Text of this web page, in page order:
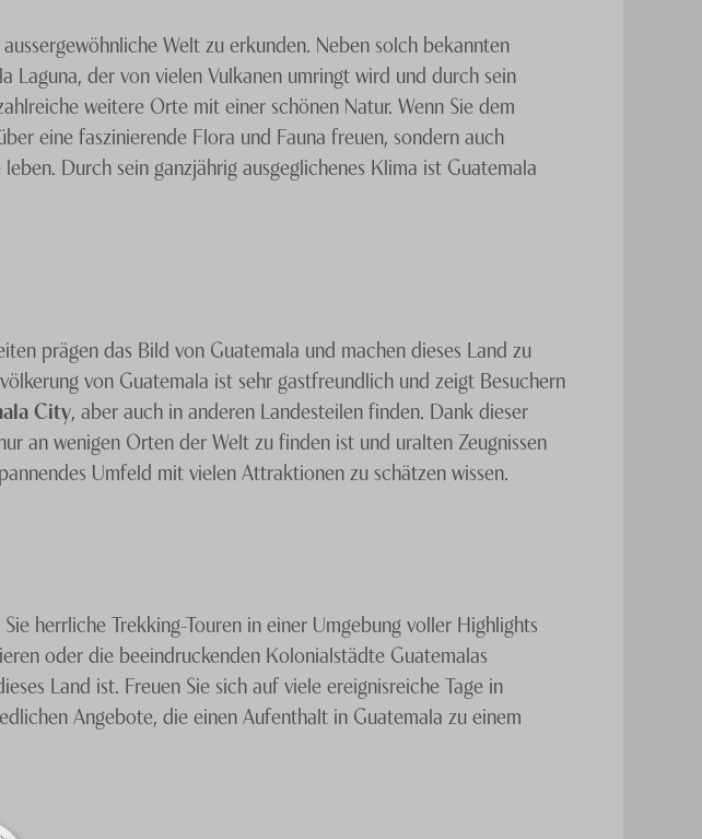
Welt zu erkunden. Neben solch bekannten
der von vielen Vulkanen umringt wird und durch sein
weitere Orte mit einer schönen Natur. Wenn Sie dem
eine faszinierende Flora und Fauna freuen, sondern auch
Durch sein ganzjährig ausgeglichenes Klima ist Guatemala
prägen das Bild von Guatemala und machen dieses Land zu
von Guatemala ist sehr gastfreundlich und zeigt Besuchern
City, aber auch in anderen Landesteilen finden. Dank dieser
an wenigen Orten der Welt zu finden ist und uralten Zeugnissen
Umfeld mit vielen Attraktionen zu schätzen wissen.
herrliche Trekking-Touren in einer Umgebung voller Highlights
oder die beeindruckenden Kolonialstädte Guatemalas
Land ist. Freuen Sie sich auf viele ereignisreiche Tage in
Angebote, die einen Aufenthalt in Guatemala zu einem